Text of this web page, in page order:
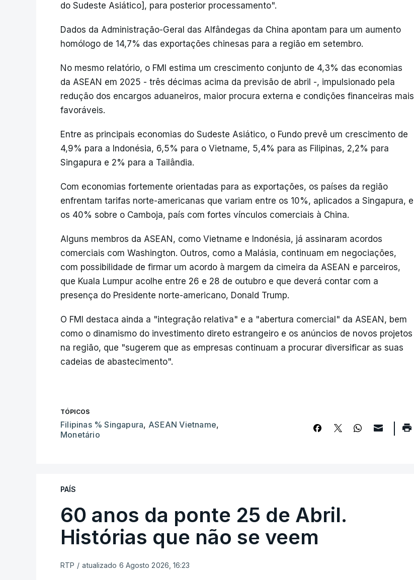
do Sudeste Asiático], para posterior processamento".
Dados da Administração-Geral das Alfândegas da China apontam para um aumento
homólogo de 14,7% das exportações chinesas para a região em setembro.
No mesmo relatório, o FMI estima um crescimento conjunto de 4,3% das economias
da ASEAN em 2025 - três décimas acima da previsão de abril -, impulsionado pela
redução dos encargos aduaneiros, maior procura externa e condições financeiras mais
favoráveis.
Entre as principais economias do Sudeste Asiático, o Fundo prevê um crescimento de
4,9% para a Indonésia, 6,5% para o Vietname, 5,4% para as Filipinas, 2,2% para
Singapura e 2% para a Tailândia.
Com economias fortemente orientadas para as exportações, os países da região
enfrentam tarifas norte-americanas que variam entre os 10%, aplicados a Singapura, e
os 40% sobre o Camboja, país com fortes vínculos comerciais à China.
Alguns membros da ASEAN, como Vietname e Indonésia, já assinaram acordos
comerciais com Washington. Outros, como a Malásia, continuam em negociações,
com possibilidade de firmar um acordo à margem da cimeira da ASEAN e parceiros,
que Kuala Lumpur acolhe entre 26 e 28 de outubro e que deverá contar com a
presença do Presidente norte-americano, Donald Trump.
O FMI destaca ainda a "integração relativa" e a "abertura comercial" da ASEAN, bem
como o dinamismo do investimento direto estrangeiro e os anúncios de novos projetos
na região, que "sugerem que as empresas continuam a procurar diversificar as suas
cadeias de abastecimento".
TÓPICOS
Filipinas % Singapura, ASEAN Vietname,
Monetário
PAÍS
60 anos da ponte 25 de Abril.
Histórias que não se veem
RTP / atualizado 6 Agosto 2026, 16:23